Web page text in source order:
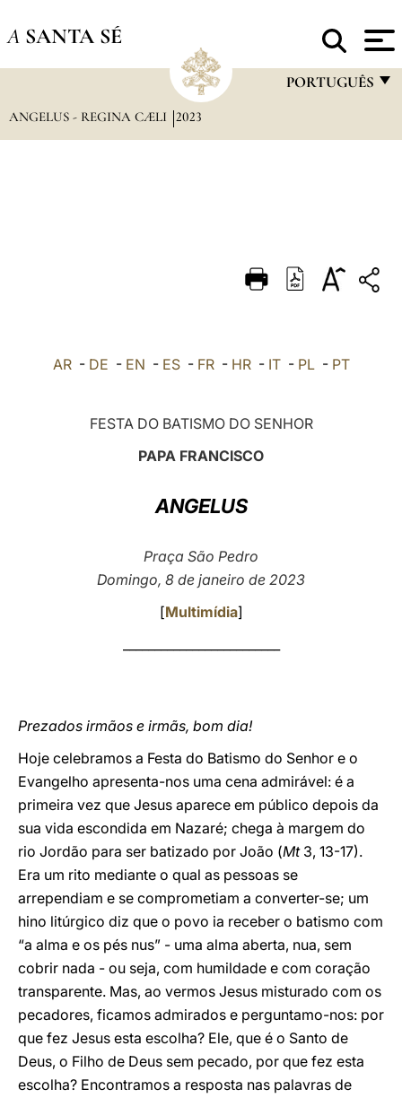
A SANTA SÉ
PORTUGUÊS
DEUTSCH
العربيّة
LATINE
ANGELUS - REGINA CÆLI 2023
AR- DE - EN - ES- FR- HR- IT- PL- PT
FESTA DO BATISMO DO SENHOR
PAPA FRANCISCO
ANGELUS
Praça São Pedro
Domingo, 8 de janeiro de 2023
[Multimídia]
Prezados irmãos e irmãs, bom dia!
Hoje celebramos a Festa do Batismo do Senhor e o
Evangelho apresenta-nos uma cena admirável: é a
primeira vez que Jesus aparece em público depois da
sua vida escondida em Nazaré; chega à margem do
rio Jordão para ser batizado por João (Mt3, 13-17).
Era um rito mediante o qual as pessoas se
arrependiam e se comprometiam a converter-se; um
hino litúrgico diz que o povo ia receber o batismo com
“a alma e os pés nus” - uma alma aberta, nua, sem
cobrir nada - ou seja, com humildade e com coração
transparente. Mas, ao vermos Jesus misturado com os
pecadores, ficamos admirados e perguntamo-nos: por
que fez Jesus esta escolha? Ele, que é o Santo de
Deus, o Filho de Deus sem pecado, por que fez esta
escolha? Encontramos a resposta nas palavras de